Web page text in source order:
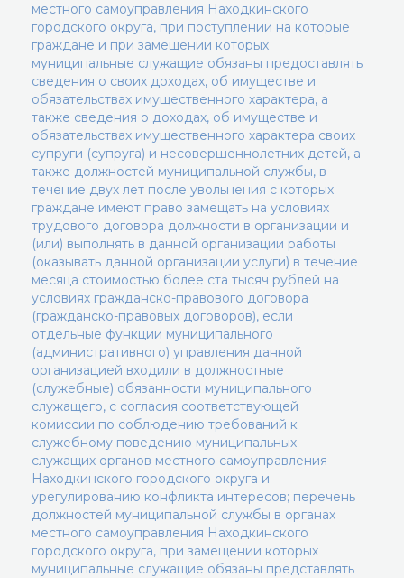
местного самоуправления Находкинского
городского округа, при поступлении на которые
граждане и при замещении которых
муниципальные служащие обязаны предоставлять
сведения о своих доходах, об имуществе и
обязательствах имущественного характера, а
также сведения о доходах, об имуществе и
обязательствах имущественного характера своих
супруги (супруга) и несовершеннолетних детей, а
также должностей муниципальной службы, в
течение двух лет после увольнения с которых
граждане имеют право замещать на условиях
трудового договора должности в организации и
(или) выполнять в данной организации работы
(оказывать данной организации услуги) в течение
месяца стоимостью более ста тысяч рублей на
условиях гражданско-правового договора
(гражданско-правовых договоров), если
отдельные функции муниципального
(административного) управления данной
организацией входили в должностные
(служебные) обязанности муниципального
служащего, с согласия соответствующей
комиссии по соблюдению требований к
служебному поведению муниципальных
служащих органов местного самоуправления
Находкинского городского округа и
урегулированию конфликта интересов; перечень
должностей муниципальной службы в органах
местного самоуправления Находкинского
городского округа, при замещении которых
муниципальные служащие обязаны представлять